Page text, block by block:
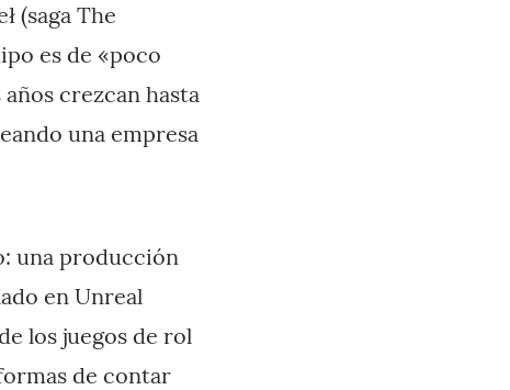
(saga The
es de «poco
crezcan hasta
una empresa
una producción
en Unreal
los juegos de rol
de contar